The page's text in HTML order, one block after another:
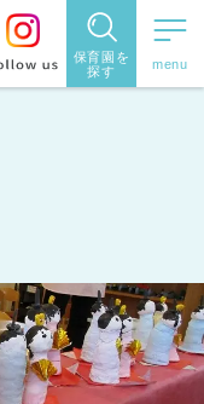
保育園を
探す
探す